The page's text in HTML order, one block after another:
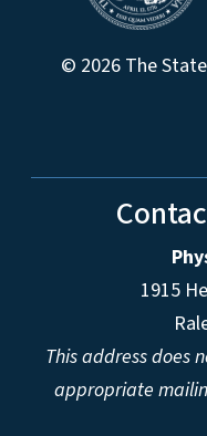
© 2026 The
1915
This address does
appropriate